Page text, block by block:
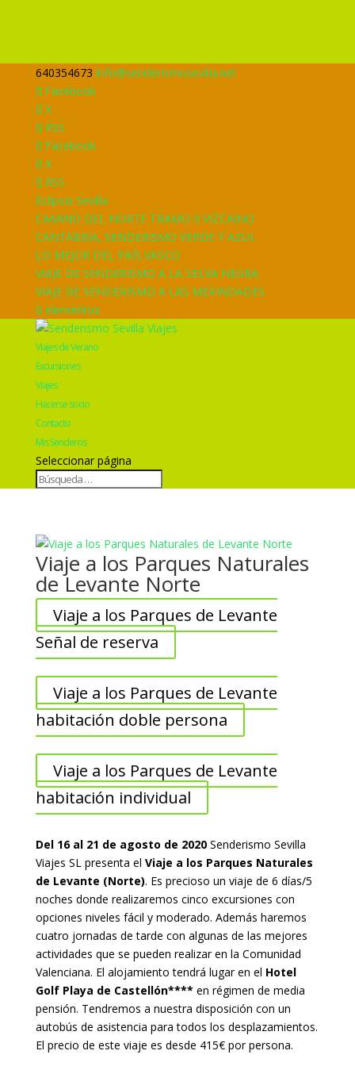
640354673 info@senderismosevilla.net
Facebook
X
RSS
Facebook
X
RSS
Eclipsia Sevilla
CAMINO DEL NORTE TRAMO II VIZCAINO
CANTABRIA, SENDERISMO VERDE Y AZUL
LO MEJOR DEL PAÍS VASCO
VIAJE DE SENDERISMO A LA SELVA NEGRA
VIAJE DE SENDERISMO A LAS MERINDADES
0 elementos
Viajes de Verano
Excursiones
Viajes
Hacerse socio
Contacto
Mis Senderos
Seleccionar página
Viaje a los Parques Naturales
de Levante Norte
Viaje a los Parques de Levante
Señal de reserva
Viaje a los Parques de Levante
habitación doble persona
Viaje a los Parques de Levante
habitación individual
Del 16 al 21 de agosto de 2020 Senderismo Sevilla
Viajes SL presenta el Viaje a los Parques Naturales
de Levante (Norte). Es precioso un viaje de 6 días/5
noches donde realizaremos cinco excursiones con
opciones niveles fácil y moderado. Además haremos
cuatro jornadas de tarde con algunas de las mejores
actividades que se pueden realizar en la Comunidad
Valenciana. El alojamiento tendrá lugar en el Hotel
Golf Playa de Castellón**** en régimen de media
pensión. Tendremos a nuestra disposición con un
autobús de asistencia para todos los desplazamientos.
El precio de este viaje es desde 415€ por persona.